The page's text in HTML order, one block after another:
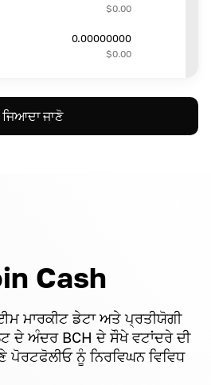
$0.00
0.00000000
$0.00
ਜਿਆਦਾ ਜਾਣੋ
Cash
ਮਾਰਕੀਟ ਡੇਟਾ ਅਤੇ ਪ੍ਰਤੀਯੋਗੀ
ਦੇ ਅੰਦਰ BCH ਦੇ ਸੌਖੇ ਵਟਾਂਦਰੇ ਦੀ
ਨੂੰ ਨਿਰਵਿਘਨ ਵਿਵਿਧ